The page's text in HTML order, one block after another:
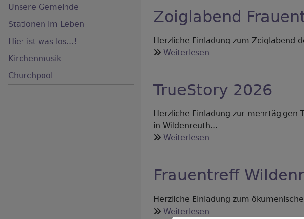
Hauptnavigation
Unsere Gemeinde
Stationen im Leben
Hier ist was los...!
Kirchenmusik
Churchpool
Zoiglabend
Herzliche Einladung zum Zoiglabend
Weiterlesen
TrueStory 2026
Herzliche Einladung zur mehrtägigen
in Wildenreuth...
Weiterlesen
Frauentreff
Herzliche Einladung zum
Weiterlesen